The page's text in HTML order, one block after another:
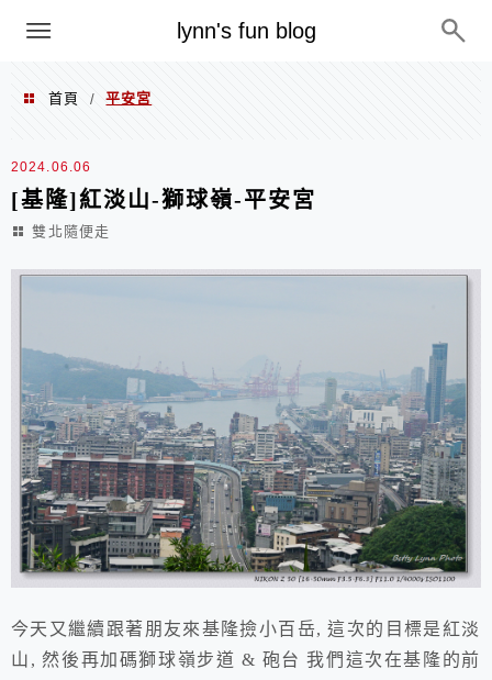
lynn's fun blog
menu
首頁 / 平安宮
平安宮
2024.06.06
[基隆]紅淡山-獅球嶺-平安宮
雙北隨便走
今天又繼續跟著朋友來基隆撿小百岳, 這次的目標是紅淡
山, 然後再加碼獅球嶺步道 & 砲台 我們這次在基隆的前